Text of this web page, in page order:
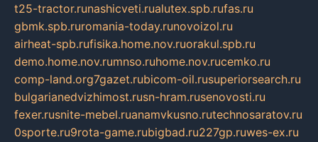
t25-tractor.runashicveti.rualutex.spb.rufas.ru
gbmk.spb.ruromania-today.runovoizol.ru
airheat-spb.rufisika.home.nov.ruorakul.spb.ru
demo.home.nov.rumnso.ruhome.nov.rucemko.ru
comp-land.org7gazet.rubicom-oil.rusuperiorsearch.ru
bulgarianedvizhimost.rusn-hram.rusenovosti.ru
fexer.rusnite-mebel.ruanamvkusno.rutechnosaratov.ru
0sporte.ru9rota-game.rubigbad.ru227gp.ruwes-ex.ru